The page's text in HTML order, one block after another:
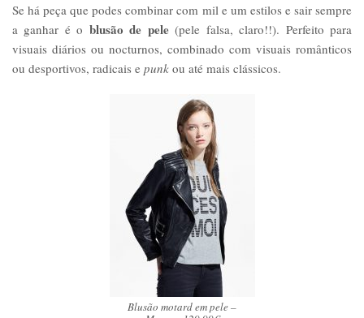
Se há peça que podes combinar com mil e um estilos e sair sempre
a ganhar é o blusão de pele(pele falsa, claro!!). Perfeito para
visuais diários ou nocturnos, combinado com visuais românticos
ou desportivos, radicais e punk ou até mais clássicos.
Blusão motard em pele –